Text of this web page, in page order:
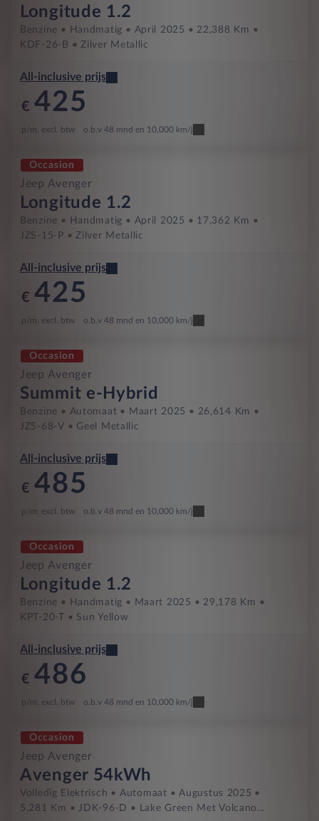
Longitude 1.2
Benzine Handmatig April 2025
22,388 Km
KDF-26-B
Zilver Metallic
All-inclusive prijs
€ 425
p/m. excl. btw o.b.v 48 mnd en 10,000 km/j
Occasion
Jeep Avenger
Longitude 1.2
Benzine Handmatig April 2025
17,362 Km
JZS-15-P
Zilver Metallic
All-inclusive prijs
€ 425
p/m. excl. btw o.b.v 48 mnd en 10,000 km/j
Occasion
Jeep Avenger
Summit e-Hybrid
Benzine Automaat Maart 2025
26,614 Km
JZS-68-V
Geel Metallic
All-inclusive prijs
€ 485
p/m. excl. btw o.b.v 48 mnd en 10,000 km/j
Occasion
Jeep Avenger
Longitude 1.2
Benzine Handmatig Maart 2025
29,178 Km
KPT-20-T
Sun Yellow
All-inclusive prijs
€ 486
p/m. excl. btw o.b.v 48 mnd en 10,000 km/j
Occasion
Jeep Avenger
Avenger 54kWh
Volledig Elektrisch Automaat
Augustus 2025
5,281 Km
JDK-96-D Lake Green Met Volcano...